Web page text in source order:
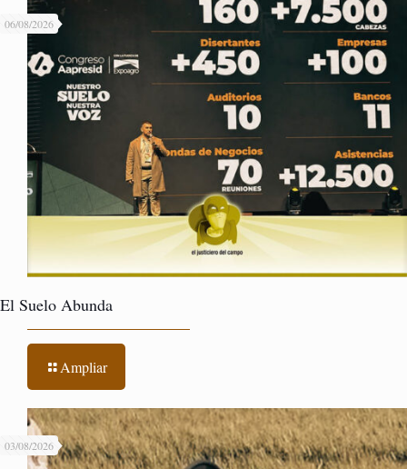
06/08/2026
El Suelo Abunda
Ampliar
03/08/2026